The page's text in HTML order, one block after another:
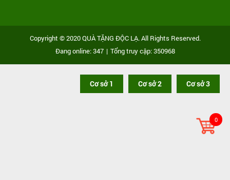
Copyright © 2020 QUÀ TẶNG ĐỘC LẠ. All Rights Reserved.
Đang online: 347 | Tổng truy cập: 350968
Cơ sở 1 Cơ sở 2 Cơ sở 3
0